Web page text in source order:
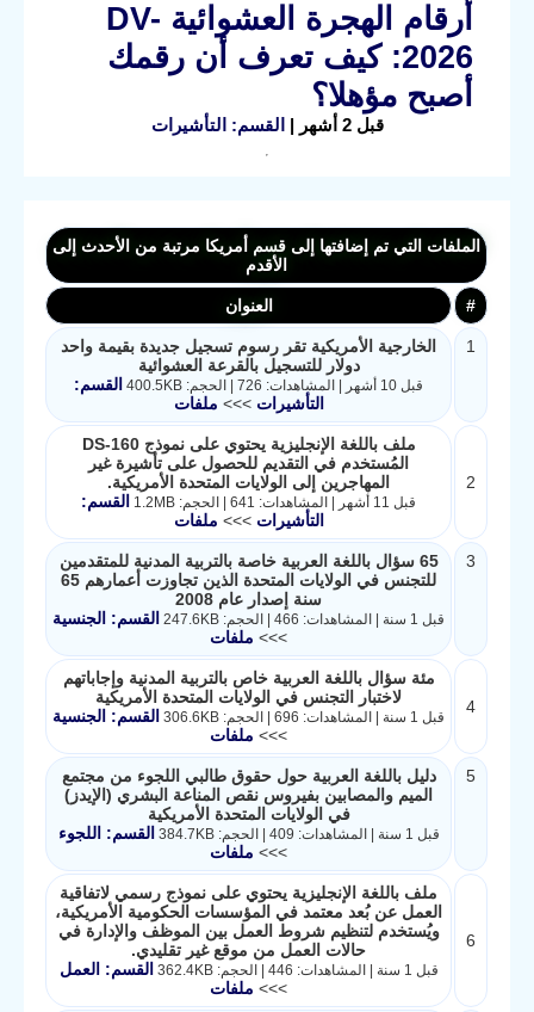
أرقام الهجرة العشوائية DV-
2026: كيف تعرف أن رقمك
أصبح مؤهلا؟
قبل 2 أشهر | القسم: التأشيرات
الملفات التي تم إضافتها إلى قسم أمريكا مرتبة من الأحدث إلى
الأقدم
# العنوان
1
الخارجية الأمريكية تقر رسوم تسجيل جديدة بقيمة واحد
دولار للتسجيل بالقرعة العشوائية
قبل 10 أشهر | المشاهدات: 726 | الحجم: 400.5KB
القسم:
التأشيرات>>> ملفات
2
ملف باللغة الإنجليزية يحتوي على نموذج DS-160
المُستخدم في التقديم للحصول على تأشيرة غير
المهاجرين إلى الولايات المتحدة الأمريكية.
قبل 11 أشهر | المشاهدات: 641 | الحجم: 1.2MB
القسم:
التأشيرات>>> ملفات
3
65 سؤال باللغة العربية خاصة بالتربية المدنية للمتقدمين
للتجنس في الولايات المتحدة الذين تجاوزت أعمارهم 65
سنة إصدار عام 2008
قبل 1 سنة | المشاهدات: 466 | الحجم: 247.6KB
القسم: الجنسية
>>> ملفات
4
مئة سؤال باللغة العربية خاص بالتربية المدنية وإجاباتهم
لاختبار التجنس في الولايات المتحدة الأمريكية
قبل 1 سنة | المشاهدات: 696 | الحجم: 306.6KB
القسم: الجنسية
>>> ملفات
5
دليل باللغة العربية حول حقوق طالبي اللجوء من مجتمع
الميم والمصابين بفيروس نقص المناعة البشري (الإيدز)
في الولايات المتحدة الأمريكية
قبل 1 سنة | المشاهدات: 409 | الحجم: 384.7KB
القسم: اللجوء
>>> ملفات
6
ملف باللغة الإنجليزية يحتوي على نموذج رسمي لاتفاقية
العمل عن بُعد معتمد في المؤسسات الحكومية الأمريكية،
ويُستخدم لتنظيم شروط العمل بين الموظف والإدارة في
حالات العمل من موقع غير تقليدي.
قبل 1 سنة | المشاهدات: 446 | الحجم: 362.4KB
القسم: العمل
>>> ملفات